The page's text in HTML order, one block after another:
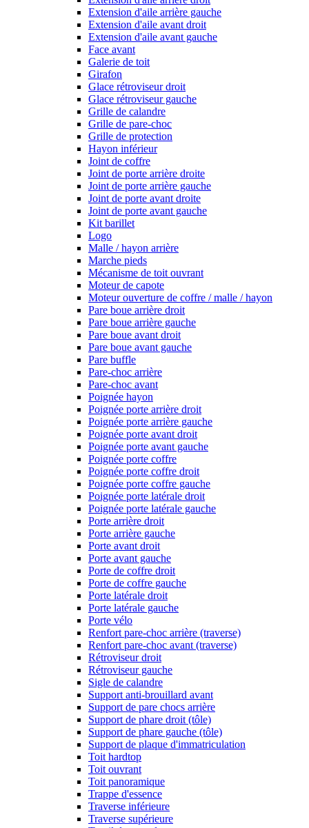
Extension d'aile arrière gauche
Extension d'aile avant droit
Extension d'aile avant gauche
Face avant
Galerie de toit
Girafon
Glace rétroviseur droit
Glace rétroviseur gauche
Grille de calandre
Grille de pare-choc
Grille de protection
Hayon inférieur
Joint de coffre
Joint de porte arrière droite
Joint de porte arrière gauche
Joint de porte avant droite
Joint de porte avant gauche
Kit barillet
Logo
Malle / hayon arrière
Marche pieds
Mécanisme de toit ouvrant
Moteur de capote
Moteur ouverture de coffre / malle / hayon
Pare boue arrière droit
Pare boue arrière gauche
Pare boue avant droit
Pare boue avant gauche
Pare buffle
Pare-choc arrière
Pare-choc avant
Poignée hayon
Poignée porte arrière droit
Poignée porte arrière gauche
Poignée porte avant droit
Poignée porte avant gauche
Poignée porte coffre
Poignée porte coffre droit
Poignée porte coffre gauche
Poignée porte latérale droit
Poignée porte latérale gauche
Porte arrière droit
Porte arrière gauche
Porte avant droit
Porte avant gauche
Porte de coffre droit
Porte de coffre gauche
Porte latérale droit
Porte latérale gauche
Porte vélo
Renfort pare-choc arrière (traverse)
Renfort pare-choc avant (traverse)
Rétroviseur droit
Rétroviseur gauche
Sigle de calandre
Support anti-brouillard avant
Support de pare chocs arrière
Support de phare droit (tôle)
Support de phare gauche (tôle)
Support de plaque d'immatriculation
Toit hardtop
Toit ouvrant
Toit panoramique
Trappe d'essence
Traverse inférieure
Traverse supérieure